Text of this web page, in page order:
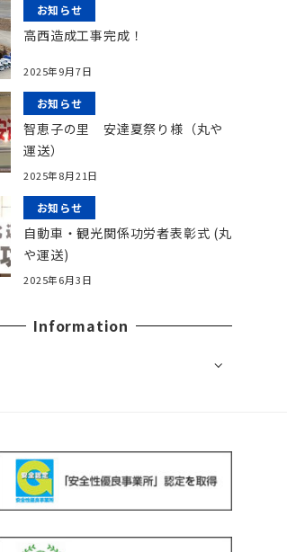
お知らせ
高西造成工事完成！
2025年9月7日
お知らせ
智恵子の里 安達夏祭り様（丸や
運送）
2025年8月21日
お知らせ
自動車・観光関係功労者表彰式 (丸
や運送)
2025年6月3日
Information